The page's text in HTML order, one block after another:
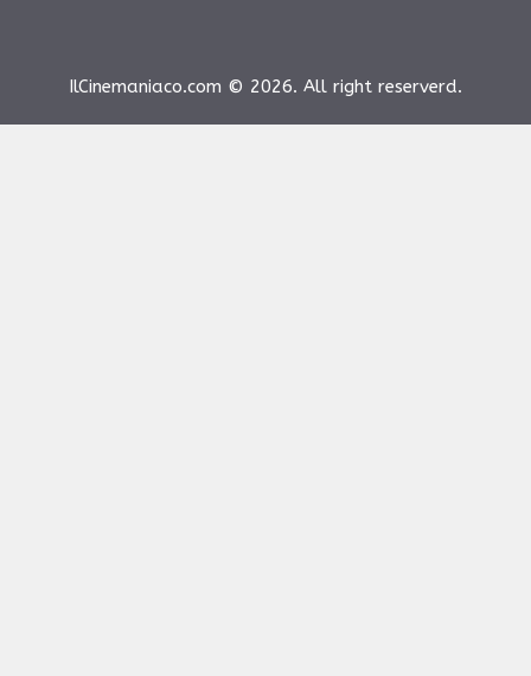
IlCinemaniaco.com © 2026. All right reserverd.